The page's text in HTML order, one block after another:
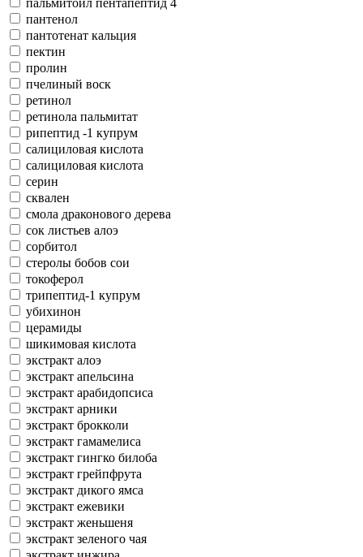
пантенол
пантотенат кальция
пектин
пролин
пчелиный воск
ретинол
ретинола пальмитат
рипептид -1 купрум
салициловая кислота
салициловая кислота
серин
сквален
смола драконового дерева
сок листьев алоэ
сорбитол
стеролы бобов сои
токоферол
трипептид-1 купрум
убихинон
церамиды
шикимовая кислота
экстракт алоэ
экстракт апельсина
экстракт арабидопсиса
экстракт арники
экстракт брокколи
экстракт гамамелиса
экстракт гингко билоба
экстракт грейпфрута
экстракт дикого ямса
экстракт ежевики
экстракт женьшеня
экстракт зеленого чая